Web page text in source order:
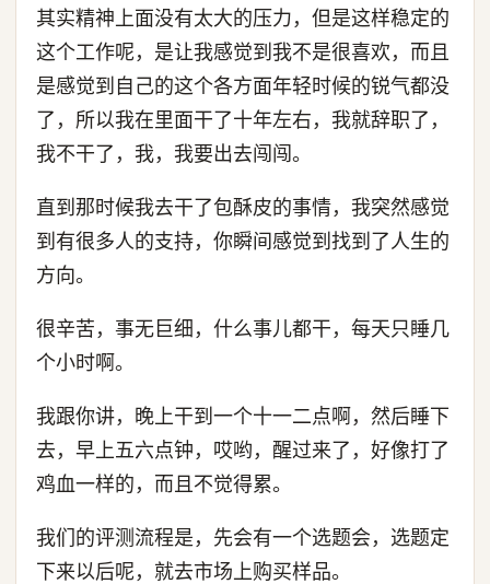
其实精神上面没有太大的压力，但是这样稳定的
这个工作呢，是让我感觉到我不是很喜欢，而且
是感觉到自己的这个各方面年轻时候的锐气都没
了，所以我在里面干了十年左右，我就辞职了，
我不干了，我，我要出去闯闯。
直到那时候我去干了包酥皮的事情，我突然感觉
到有很多人的支持，你瞬间感觉到找到了人生的
方向。
很辛苦，事无巨细，什么事儿都干，每天只睡几
个小时啊。
我跟你讲，晚上干到一个十一二点啊，然后睡下
去，早上五六点钟，哎哟，醒过来了，好像打了
鸡血一样的，而且不觉得累。
我们的评测流程是，先会有一个选题会，选题定
下来以后呢，就去市场上购买样品。